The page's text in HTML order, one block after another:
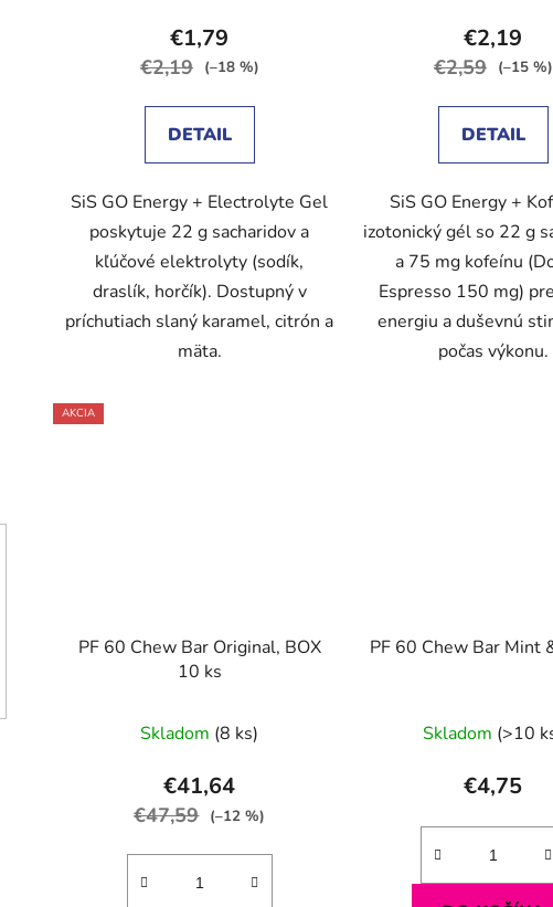
€1,79
€2,19 (–18 %)
DETAIL
SiS GO Energy + Electrolyte Gel
poskytuje 22 g sacharidov a
kľúčové elektrolyty (sodík,
draslík, horčík). Dostupný v
príchutiach slaný karamel, citrón a
mäta.
€2,19
€2,59 (–15 %)
DETAIL
SiS GO Energy +
izotonický gél so 22 g
a 75 mg kofeínu
Espresso 150 mg)
energiu a duševnú
počas výkonu.
AKCIA
PF 60 Chew Bar Original, BOX
10 ks
Skladom (8 ks)
€41,64
€47,59 (–12 %)
PF 60 Chew Bar Mint
Skladom (>10
€4,75